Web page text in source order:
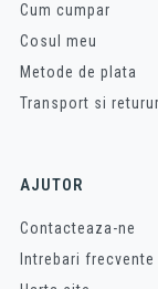
Cum cumpar
Cosul meu
Metode de plata
Transport si
AJUTOR
Contacteaza-ne
Intrebari frecvente